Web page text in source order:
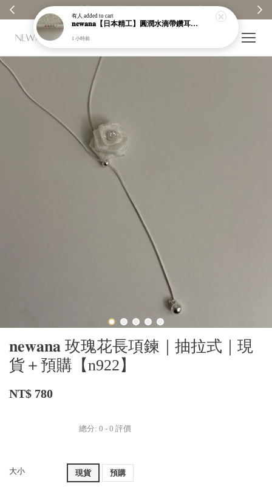
✨ 全館消費每100元贈1元回饋金｜回饋無上限 ✨
𝐧𝐞𝐰𝐚𝐧𝐚 玫瑰花長項鍊｜抽拉式｜現
貨＋預購【n922】
NT$ 780
總分: 0 - 0 評價
大小 現貨 預購
有人 added to cart
𝐧𝐞𝐰𝐚𝐧𝐚【日本精工】圓潤水滴帶鑽耳環｜耳針｜高保色｜純銀｜鍍玫瑰金｜現貨＋預購【n989】
1 小時前